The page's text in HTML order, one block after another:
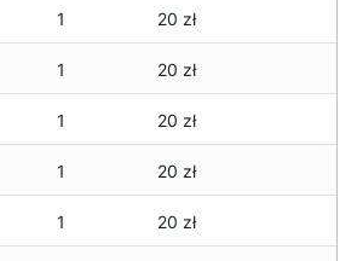
1 20 zł
1 20 zł
1 20 zł
1 20 zł
1 20 zł